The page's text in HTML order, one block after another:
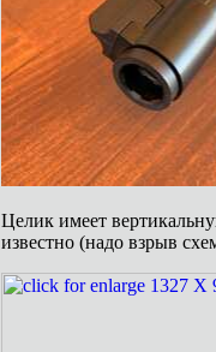
Целик имеет
известно (надо взрыв